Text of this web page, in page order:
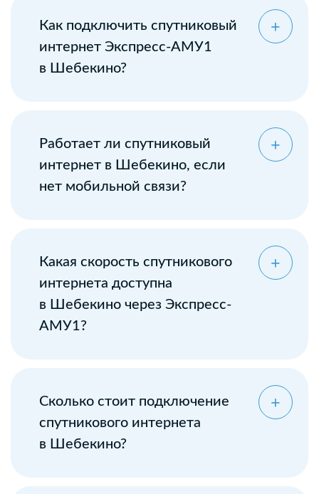
Как подключить спутниковый
интернет Экспресс-АМУ1
в Шебекино?
Работает ли спутниковый
интернет в Шебекино, если
нет мобильной связи?
Какая скорость спутникового
интернета доступна
в Шебекино через Экспресс-
АМУ1?
Сколько стоит подключение
спутникового интернета
в Шебекино?